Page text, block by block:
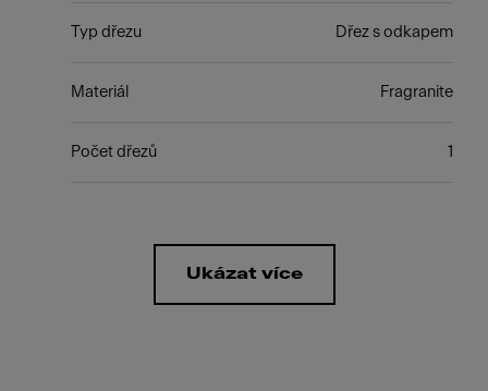
Typ dřezu Dřez s odkapem
Materiál Fragranite
Počet dřezů 1
Ukázat více